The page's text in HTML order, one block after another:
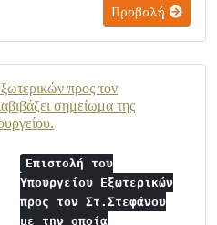
Προβολή
προς τον
σημείωμα της
Επιστολή του
Υπουργείου Εξωτερικών
προς τον Στ.Στεφάνου
με την οποία